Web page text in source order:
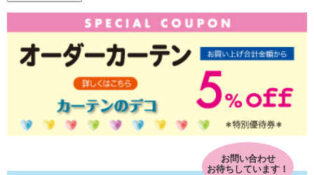
お問い合わせ
お待ちしています！